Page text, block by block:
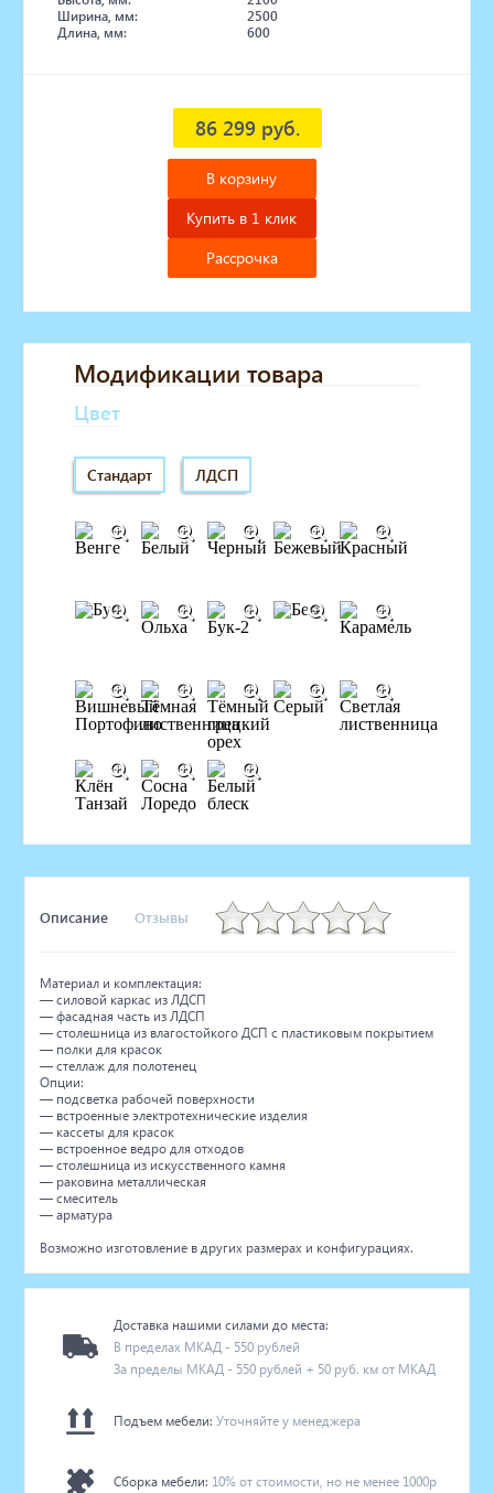
Ширина, мм:
2500
Длина, мм:
600
86 299 руб.
В корзину
Купить в 1 клик
Рассрочка
Модификации товара
Цвет
Стандарт ЛДСП
Описание Отзывы
Материал и комплектация:
— силовой каркас из ЛДСП
— фасадная часть из ЛДСП
— столешница из влагостойкого ДСП с пластиковым покрытием
— полки для красок
— стеллаж для полотенец
Опции:
— подсветка рабочей поверхности
— встроенные электротехнические изделия
— кассеты для красок
— встроенное ведро для отходов
— столешница из искусственного камня
— раковина металлическая
— смеситель
— арматура
Возможно изготовление в других размерах и конфигурациях.
Доставка нашими силами до места:
В пределах МКАД - 550 рублей
За пределы МКАД - 550 рублей + 50 руб. км от МКАД
Подъем мебели:Уточняйте у менеджера
Сборка мебели: 10% от стоимости, но не менее 1000р